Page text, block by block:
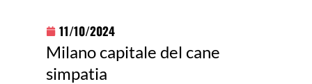
11/10/2024
Milano capitale del cane
simpatia